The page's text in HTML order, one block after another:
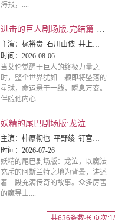
海报，....
进击的巨人剧场版:完结篇·最后的进击
主演： 梶裕贵 石川由依 井上麻里奈 神谷浩史
时间： 2026-08-06
当艾伦觉醒于巨人的终极力量之
时，整个世界犹如一颗即将坠落的
星球，命运悬于一线，瞬息万变。
伴随他内心....
妖精的尾巴剧场版:龙泣
主演： 柿原彻也 平野绫 钉宫理惠 中村悠一 大原沙耶香 佐藤聪美 堀江由衣 羽多野涉 东地宏树 中原麻衣
时间： 2026-07-26
妖精的尾巴剧场版：龙泣，以魔法
充斥的阿斯兰特之地为背景，讲述
着一段充满传奇的故事。众多厉害
的魔导士....
共636条数据 页次